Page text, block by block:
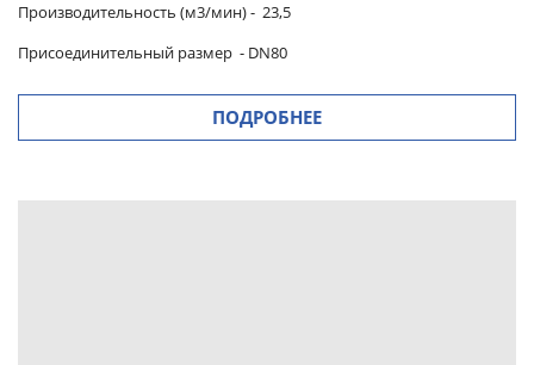
Производительность (м3/мин)- 23,5
Присоединительный размер - DN80
ПОДРОБНЕЕ